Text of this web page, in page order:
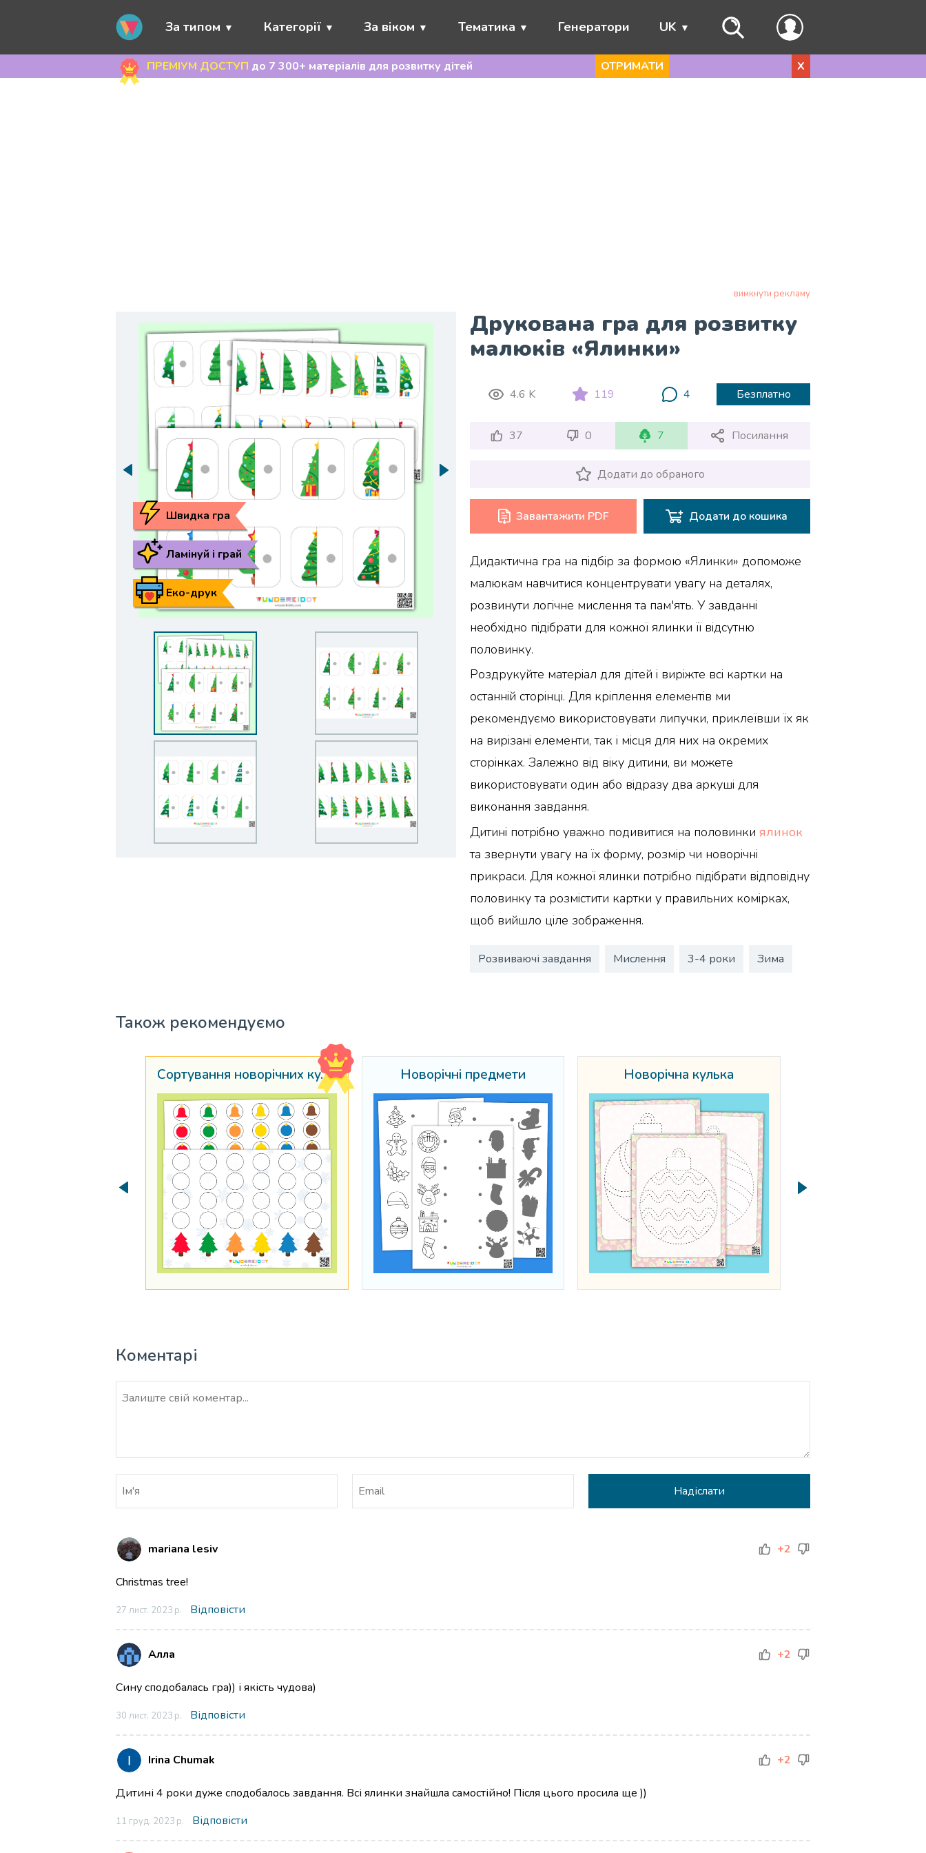
За типом Категорії За віком Тематика Генератори UK
ПРЕМІУМ ДОСТУП до 7 300+ матеріалів для розвитку дітей ОТРИМАТИ X
вимкнути рекламу
Друкована гра для розвитку
малюків «Ялинки»
Еко-друк
Ламінуй і грай
Швидка гра
4.6 K 119 4 Безплатно
37 0 7 Посилання
Додати до обраного
Завантажити PDF Додати до кошика
Дидактична гра на підбір за формою «Ялинки» допоможе
малюкам навчитися концентрувати увагу на деталях,
розвинути логічне мислення та пам'ять. У завданні
необхідно підібрати для кожної ялинки її відсутню
половинку.
Роздрукуйте матеріал для дітей і виріжте всі картки на
останній сторінці. Для кріплення елементів ми
рекомендуємо використовувати липучки, приклеївши їх як
на вирізані елементи, так і місця для них на окремих
сторінках. Залежно від віку дитини, ви можете
використовувати один або відразу два аркуші для
виконання завдання.
Дитині потрібно уважно подивитися на половинкиялинок
та звернути увагу на їх форму, розмір чи новорічні
прикраси. Для кожної ялинки потрібно підібрати відповідну
половинку та розмістити картки у правильних комірках,
щоб вийшло ціле зображення.
Розвиваючі завдання Мислення 3-4 роки Зима
Також рекомендуємо
Сортування новорічних кульок Новорічні предмети Новорічна кулька
Коментарі
mariana lesiv +2
Christmas tree!
27 лист. 2023 р. Відповісти
Алла +2
Сину сподобалась гра)) і якість чудова)
30 лист. 2023 р. Відповісти
Irina Chumak +2
Дитині 4 роки дуже сподобалось завдання. Всі ялинки знайшла самостійно! Після цього просила ще ))
11 груд. 2023 р. Відповісти